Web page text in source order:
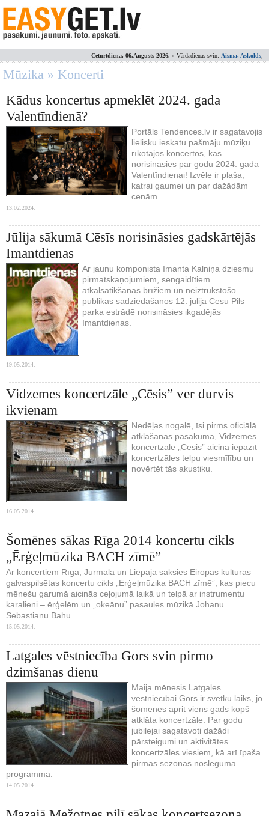
Ceturtdiena, 06.Augusts 2026. » Vārdadienas svin: Aisma, Askolds;
Mūzika » Koncerti
Kādus koncertus apmeklēt 2024. gada
Valentīndienā?
Portāls Tendences.lv ir sagatavojis
lielisku ieskatu pašmāju mūziķu
rīkotajos koncertos, kas
norisināsies par godu 2024. gada
Valentīndienai! Izvēle ir plaša,
katrai gaumei un par dažādām
cenām.
13.02.2024.
Jūlija sākumā Cēsīs norisināsies gadskārtējās
Imantdienas
Ar jaunu komponista Imanta Kalniņa dziesmu
pirmatskaņojumiem, sengaidītiem
atkalsatikšanās brīžiem un neiztrūkstošo
publikas sadziedāšanos 12. jūlijā Cēsu Pils
parka estrādē norisināsies ikgadējās
Imantdienas.
19.05.2014.
Vidzemes koncertzāle „Cēsis” ver durvis
ikvienam
Nedēļas nogalē, īsi pirms oficiālā
atklāšanas pasākuma, Vidzemes
koncertzāle „Cēsis” aicina iepazīt
koncertzāles telpu viesmīlību un
novērtēt tās akustiku.
16.05.2014.
Šomēnes sākas Rīga 2014 koncertu cikls
„Ērģeļmūzika BACH zīmē”
Ar koncertiem Rīgā, Jūrmalā un Liepājā sāksies Eiropas kultūras
galvaspilsētas koncertu cikls „Ērģeļmūzika BACH zīmē”, kas piecu
mēnešu garumā aicinās ceļojumā laikā un telpā ar instrumentu
karalieni – ērģelēm un „okeānu” pasaules mūzikā Johanu
Sebastianu Bahu.
15.05.2014.
Latgales vēstniecība Gors svin pirmo
dzimšanas dienu
Maija mēnesis Latgales
vēstniecībai Gors ir svētku laiks, jo
šomēnes aprit viens gads kopš
atklāta koncertzāle. Par godu
jubilejai sagatavoti dažādi
pārsteigumi un aktivitātes
koncertzāles viesiem, kā arī īpaša
pirmās sezonas noslēguma
programma.
14.05.2014.